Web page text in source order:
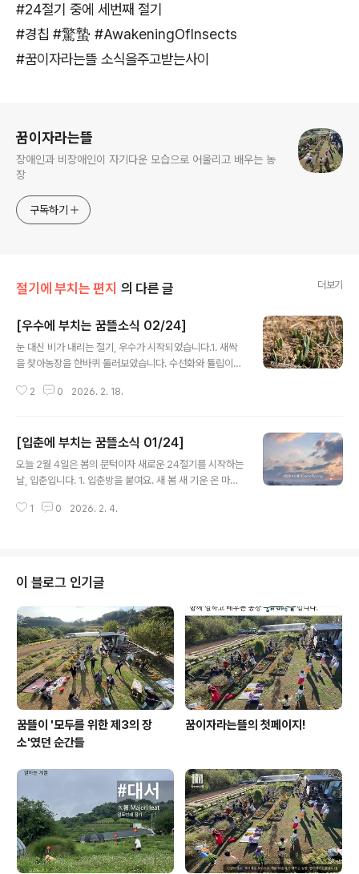
#24절기 중에 세번째 절기
#경칩 #驚蟄 #AwakeningOfInsects
#꿈이자라는뜰 소식을주고받는사이
꿈이자라는뜰
장애인과 비장애인이 자기다운 모습으로 어울리고 배우는 농
장
구독하기
절기에 부치는 편지 의 다른 글 더보기
[우수에 부치는 꿈뜰소식 02/24]
눈 대신 비가 내리는 절기, 우수가 시작되었습니다.1. 새싹
을 찾아농장을 한바퀴 둘러보았습니다. 수선화와 튤립이
녹으면서 한동안 질척이기 마련이고, 장화에 두껍게 달라
엔 눈이 거의 오지 않았습니다. 일기예보를 살펴보니, 당분
간은 평년보다 따뜻하고 강수량이 적을 거라고 합니다. 겨
울 가뭄이 봄 가뭄으로 이어질 것 같아요.2. 책모임에서새
니다.죽음과 장례. 사람이라면 누구나 한번(이 아니라 여러
2 0 2026. 2. 18.
[입춘에 부치는 꿈뜰소식 01/24]
오늘 2월 4일은 봄의 문턱이자 새로운 24절기를 시작하는
날, 입춘입니다. 1. 입춘방을 붙여요. 새 봄 새 기운 온 마을
서 가져왔어요. 입춘대길도 좋지만, 요즘의 마음과 바람을
의 멸종』에서 수집한 문장을 공유합니다. ❝설득 기술의 황
금율 - 당신이 만든 기술이, 사용자에게 권하는 행동이 당
신 자신에게 권하고 싶지 않은 행동은 아닌지 자문해야 한
다.+ 꿈뜰도 황금률을 가지고 있어요. 꿈뜰이 발신하는 이
야기를 동료 구성원들이 보았을 때 – 이해 될 만큼 쉬운가?
불편하거나 부끄러..
1 0 2026. 2. 4.
이 블로그 인기글
꿈뜰이 '모두를 위한 제3의 장
소'였던 순간들
꿈이자라는뜰의 첫페이지!